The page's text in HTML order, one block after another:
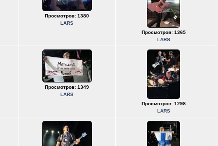
Просмотров: 1380
LARS
Просмотров: 1365
LARS
Просмотров: 1349
LARS
Просмотров: 1298
LARS